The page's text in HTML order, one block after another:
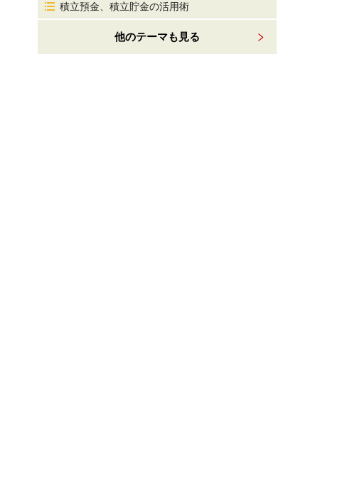
積立預金、積立貯金の活用術
他のテーマも見る